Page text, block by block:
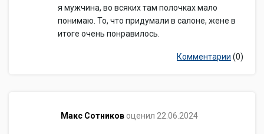
я мужчина, во всяких там полочках мало
понимаю. То, что придумали в салоне, жене в
итоге очень понравилось.
Комментарии (0)
​Макс Сотников оценил 22.06.2024